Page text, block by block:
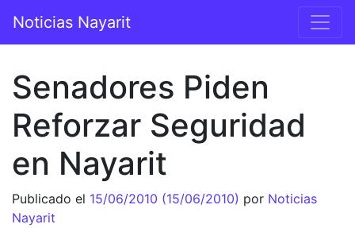
Navegación principal
Noticias Nayarit
Senadores Piden
Reforzar Seguridad
en Nayarit
Publicado el 15/06/2010 (15/06/2010) por Noticias
Nayarit